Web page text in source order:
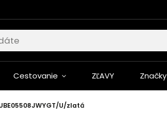
Cestovanie ZĽAVY Značky
U/zlatá